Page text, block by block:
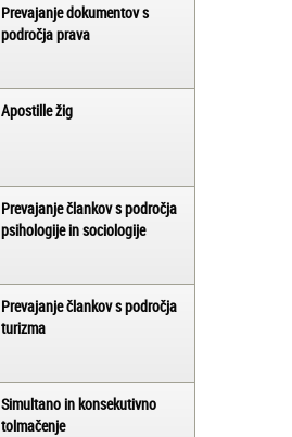
Prevajanje dokumentov s
področja prava
Apostille žig
Prevajanje člankov s področja
psihologije in sociologije
Prevajanje člankov s področja
turizma
Simultano in konsekutivno
tolmačenje